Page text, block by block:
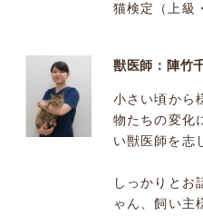
猫検定（上級
獣医師：陣竹
小さい頃から
物たちの変化
い獣医師を志
しっかりとお
ゃん、飼い主